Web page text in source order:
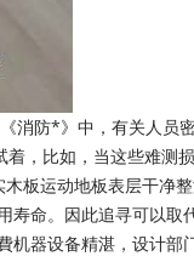
消防*》中，有关人员
着，比如，当这些难测
板运动地板表层干净
寿命。因此追寻可以取
机器设备精湛，设计部